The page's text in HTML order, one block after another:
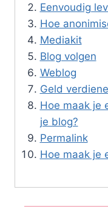
Eenvoudig
Hoe
Mediakit
Blog volgen
Weblog
Geld
Hoe maak je
je blog?
Permalink
Hoe maak je